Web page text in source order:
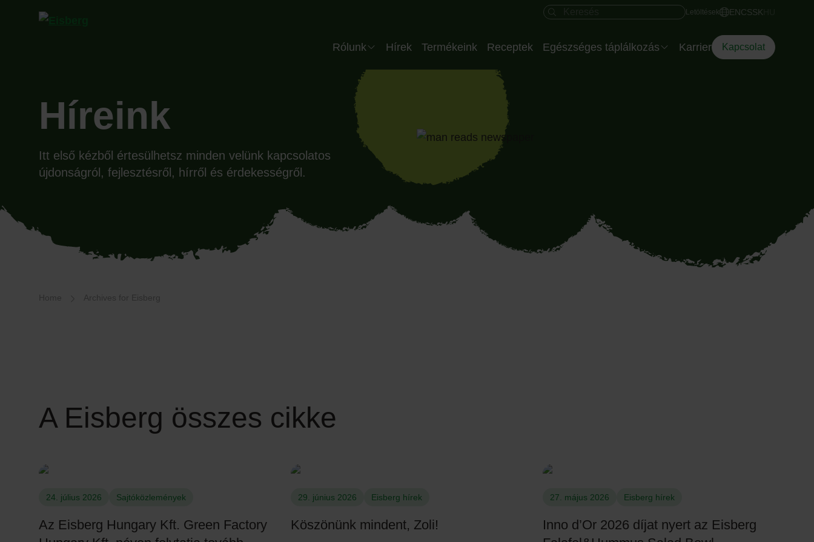
Keresés mező Gyors hozzáférés
Letöltések ENCSSK
Header HU
Rólunk
Vállalat
Csapatunk
Minőség
Üzemünk
Hírek Termékeink Receptek Egészséges táplálkozás Karrier Kapcsolat
Híreink
Itt első kézből értesülhetsz minden velünk kapcsolatos
újdonságról, fejlesztésről, hírről és érdekességről.
A Eisberg összes cikke
24. július 2026 Sajtóközlemények
Az Eisberg Hungary Kft. Green Factory
29. június 2026 Eisberg hírek
Köszönünk mindent, Zoli!
27. május 2026 Eisberg hírek
Inno d’Or 2026 díjat nyert az Eisberg